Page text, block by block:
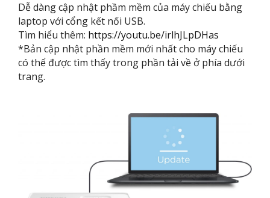
Dễ dàng cập nhật phầm mềm của máy chiếu bằng
laptop với cổng kết nối USB.
Tìm hiểu thêm: https://youtu.be/irlhJLpDHas
​​​*Bản cập nhật phần mềm mới nhất cho máy chiếu
có thể được tìm thấy trong phần tải về ở phía dưới
trang.